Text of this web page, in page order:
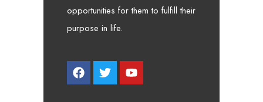
opportunities for them to fulfill their
purpose in life.